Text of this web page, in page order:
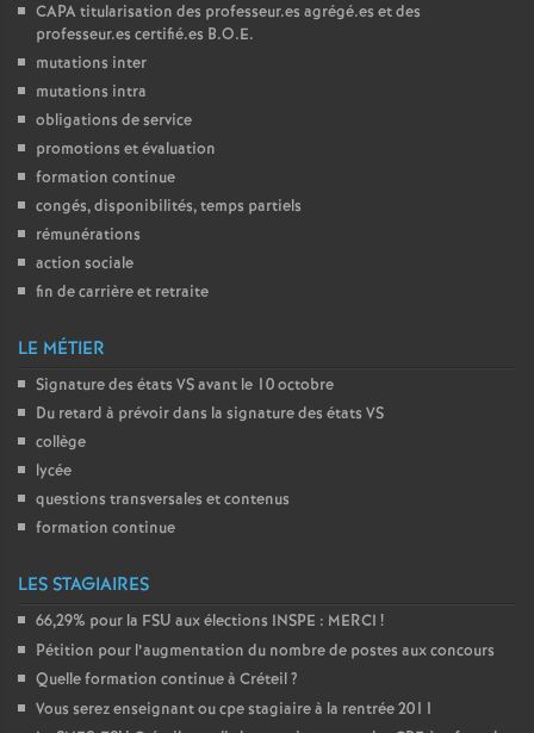
CAPAtitularisation des professeur.es agrégé.es et des
professeur.es certifié.es B.O.E.
mutations inter
mutations intra
obligations de service
promotions et évaluation
formation continue
congés, disponibilités, temps partiels
rémunérations
action sociale
fin de carrière et retraite
LE MÉTIER
Signature des états VSavant le 10 octobre
Du retard à prévoir dans la signature des états VS
collège
lycée
questions transversales et contenus
formation continue
LES STAGIAIRES
66,29% pour la FSU aux élections INSPE : MERCI !
Pétition pour l’augmentation du nombre de postes aux concours
Quelle formation continue à Créteil?
Vous serez enseignant ou cpe stagiaire à la rentrée 2011